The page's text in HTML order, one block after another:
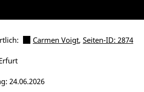
Carmen Voigt, Seiten-ID: 2874
24.06.2026